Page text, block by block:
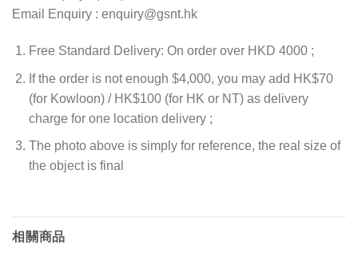
Email Enquiry : enquiry@gsnt.hk
Free Standard Delivery: On order over HKD 4000 ;
If the order is not enough $4,000, you may add HK$70
(for Kowloon) / HK$100 (for HK or NT) as delivery
charge for one location delivery ;
The photo above is simply for reference, the real size of
the object is final
相關商品